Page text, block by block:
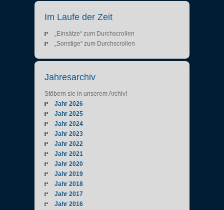
Im Laufe der Zeit
„Einsätze“ zum Durchscrollen
„Sonstige“ zum Durchscrollen
Jahresarchiv
Stöbern sie in unserem Archiv!
Jahr 2026
Jahr 2025
Jahr 2024
Jahr 2023
Jahr 2022
Jahr 2021
Jahr 2020
Jahr 2019
Jahr 2018
Jahr 2017
Jahr 2016